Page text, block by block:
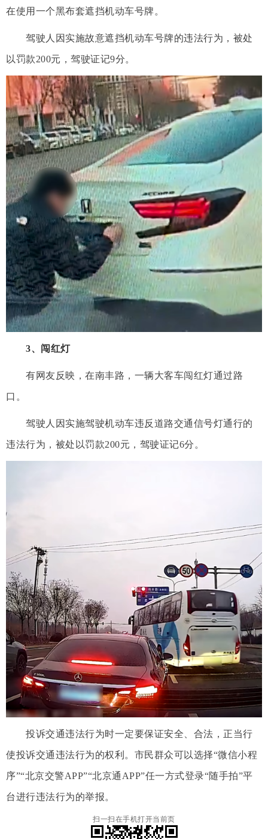
在使用一个黑布套遮挡机动车号牌。
驾驶人因实施故意遮挡机动车号牌的违法行为，被处
以罚款200元，驾驶证记9分。
3、闯红灯
有网友反映，在南丰路，一辆大客车闯红灯通过路
口。
驾驶人因实施驾驶机动车违反道路交通信号灯通行的
违法行为，被处以罚款200元，驾驶证记6分。
投诉交通违法行为时一定要保证安全、合法，正当行
使投诉交通违法行为的权利。市民群众可以选择“微信小程
序”“北京交警APP”“北京通APP”任一方式登录“随手拍”平
台进行违法行为的举报。
扫一扫在手机打开当前页